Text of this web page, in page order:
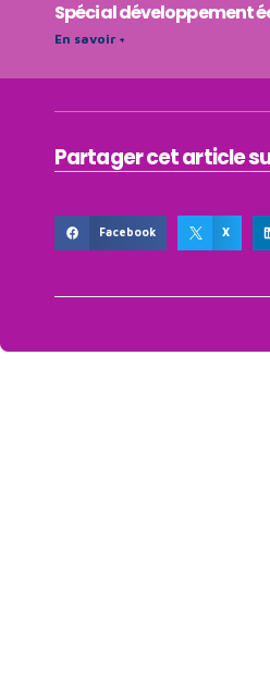
Spécial développement
En savoir +
Partager cet article
Facebook X